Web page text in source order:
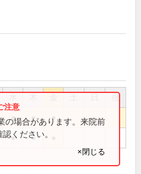
祝
● ● ●
● ●
の場合があります。来院前
ください。
×閉じる